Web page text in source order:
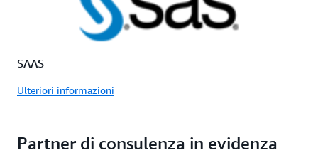
SAAS
Ulteriori informazioni
Partner di consulenza in evidenza